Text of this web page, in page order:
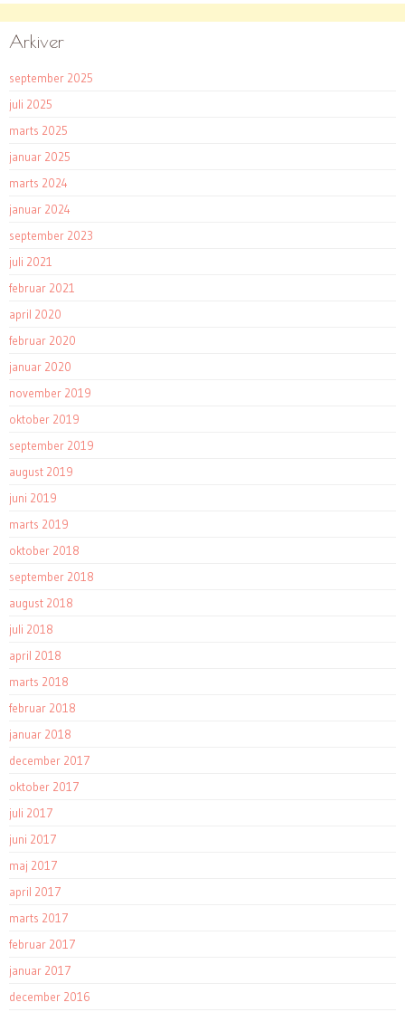
Arkiver
september 2025
juli 2025
marts 2025
januar 2025
marts 2024
januar 2024
september 2023
juli 2021
februar 2021
april 2020
februar 2020
januar 2020
november 2019
oktober 2019
september 2019
august 2019
juni 2019
marts 2019
oktober 2018
september 2018
august 2018
juli 2018
april 2018
marts 2018
februar 2018
januar 2018
december 2017
oktober 2017
juli 2017
juni 2017
maj 2017
april 2017
marts 2017
februar 2017
januar 2017
december 2016